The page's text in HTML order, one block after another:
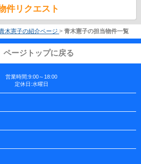
件リクエスト
木憲子の紹介ページ > 青木憲子の担当物件一覧
ページトップに戻る
営業時間:9:00～18:00
定休日:水曜日